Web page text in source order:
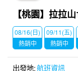
【桃園】拉拉
08/16(日)
熱銷中
09/11(五)
熱銷中
航班資訊